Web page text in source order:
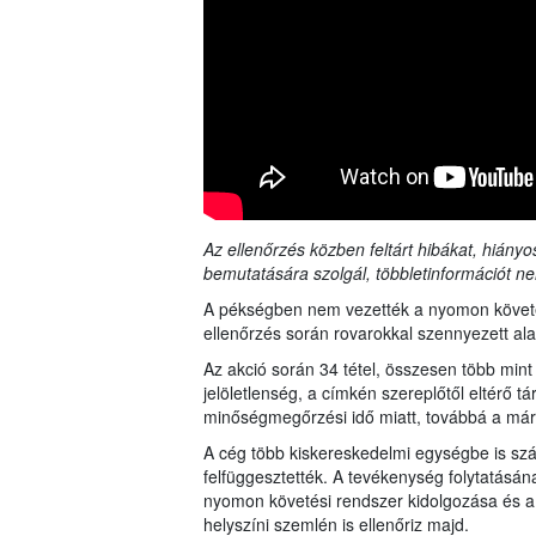
Az ellenőrzés közben feltárt hibákat,
bemutatására szolgál, többletinformációt
A pékségben nem vezették a nyomon
ellenőrzés során rovarokkal szennyezett
Az akció során 34 tétel, összesen több
jelöletlenség, a címkén szereplőtől eltérő
minőségmegőrzési idő miatt, továbbá a
A cég több kiskereskedelmi egységbe is
felfüggesztették. A tevékenység
nyomon követési rendszer kidolgozása és
helyszíni szemlén is ellenőriz majd.